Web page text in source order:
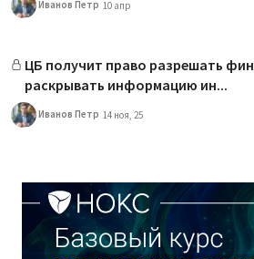
Иванов Петр 10 апр
ЦБ получит право разрешать
раскрывать информацию ин...
Иванов Петр 14 ноя, 25